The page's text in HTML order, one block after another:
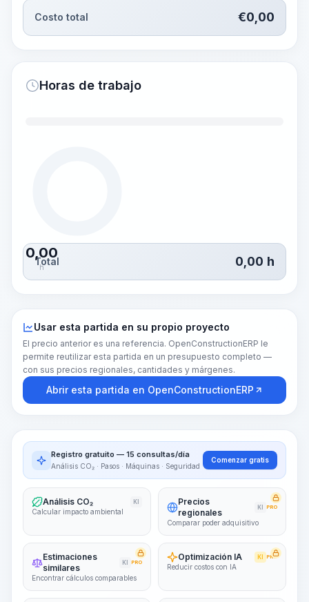
Costo total €0,00
Horas de trabajo
0,00
h
Total 0,00 h
Usar esta partida en su propio proyecto
El precio anterior es una referencia. OpenConstructionERP le
permite reutilizar esta partida en un presupuesto completo —
con sus precios regionales, cantidades y márgenes.
Abrir esta partida en OpenConstructionERP
Registro gratuito — 15 consultas/día
Análisis CO₂ · Pasos · Máquinas · Seguridad
Comenzar gratis
Análisis CO₂ KI
Calcular impacto ambiental
Precios
regionales
KI PRO
Comparar poder adquisitivo
Estimaciones
similares
KI PRO
Encontrar cálculos comparables
Optimización IA KI PRO
Reducir costos con IA